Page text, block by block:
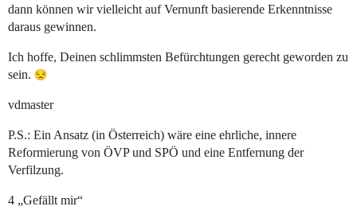
dann können wir vielleicht auf Vernunft basierende Erkenntnisse
daraus gewinnen.
Ich hoffe, Deinen schlimmsten Befürchtungen gerecht geworden zu
sein.
vdmaster
P.S.: Ein Ansatz (in Österreich) wäre eine ehrliche, innere
Reformierung von ÖVP und SPÖ und eine Entfernung der
Verfilzung.
4 „Gefällt mir“